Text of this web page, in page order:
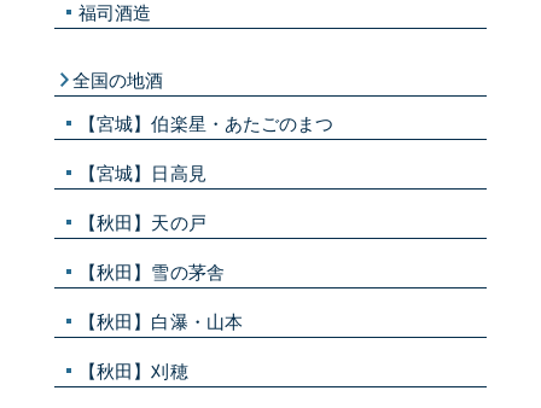
福司酒造
全国の地酒
【宮城】伯楽星・あたごのまつ
【宮城】日高見
【秋田】天の戸
【秋田】雪の茅舎
【秋田】白瀑・山本
【秋田】刈穂